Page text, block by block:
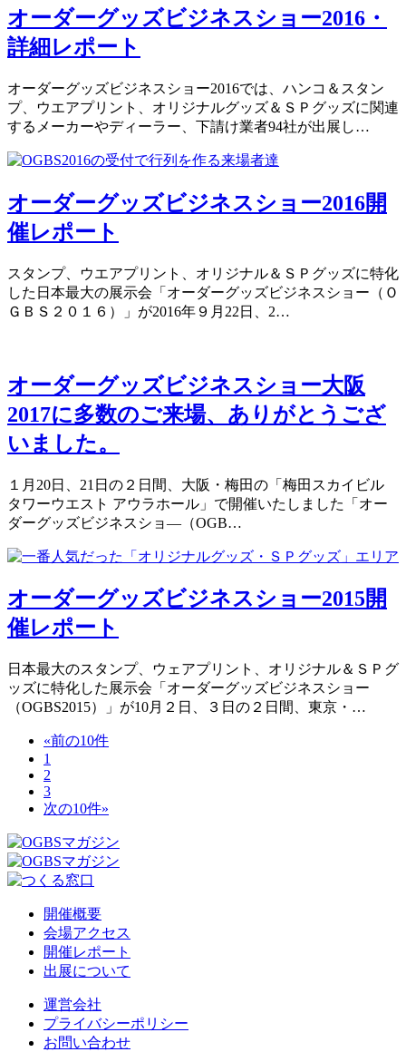
オーダーグッズビジネスショー2016・
詳細レポート
オーダーグッズビジネスショー2016では、ハンコ＆スタン
プ、ウエアプリント、オリジナルグッズ＆ＳＰグッズに関連
するメーカーやディーラー、下請け業者94社が出展し…
オーダーグッズビジネスショー2016開
催レポート
スタンプ、ウエアプリント、オリジナル＆ＳＰグッズに特化
した日本最大の展示会「オーダーグッズビジネスショー（Ｏ
ＧＢＳ２０１６）」が2016年９月22日、2…
オーダーグッズビジネスショー大阪
2017に多数のご来場、ありがとうござ
いました。
１月20日、21日の２日間、大阪・梅田の「梅田スカイビル
タワーウエスト アウラホール」で開催いたしました「オー
ダーグッズビジネスショ―（OGB…
オーダーグッズビジネスショー2015開
催レポート
日本最大のスタンプ、ウェアプリント、オリジナル＆ＳＰグ
ッズに特化した展示会「オーダーグッズビジネスショー
（OGBS2015）」が10月２日、３日の２日間、東京・…
«前の10件
1
2
3
次の10件»
開催概要
会場アクセス
開催レポート
出展について
運営会社
プライバシーポリシー
お問い合わせ